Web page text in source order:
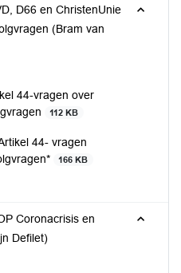
D66 en ChristenUnie
(Bram van
44-vragen over
112 KB
44- vragen
166 KB
Coronacrisis en
Defilet)